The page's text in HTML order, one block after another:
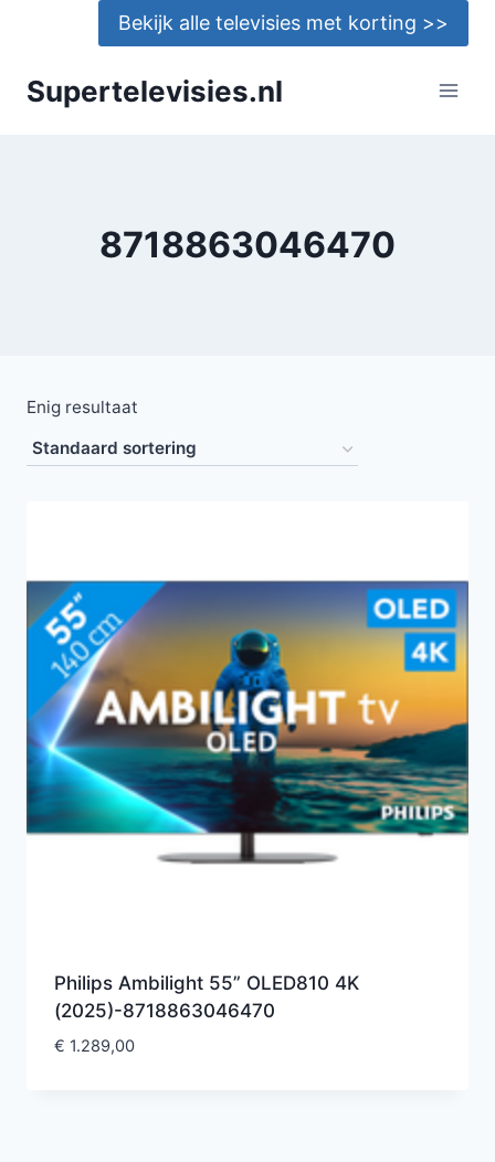
Bekijk alle televisies met korting >>
Supertelevisies.nl
8718863046470
Enig resultaat
Philips Ambilight 55” OLED810 4K
(2025)-8718863046470
€ 1.289,00